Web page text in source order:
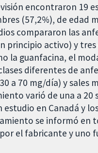
encontraron 19
(57,2%), de edad
compararon las
principio activo) y
la guanfacina, el
diferentes de
a 70 mg/día) y sales
varió de una a 20
estudio en Canadá y
se informó en
el fabricante y uno